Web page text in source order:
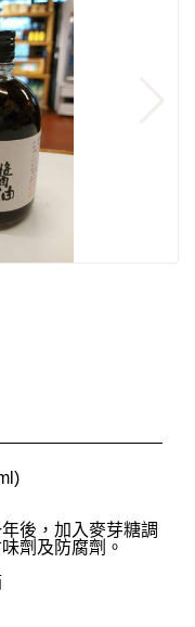
後，加入麥芽糖調
劑及防腐劑。